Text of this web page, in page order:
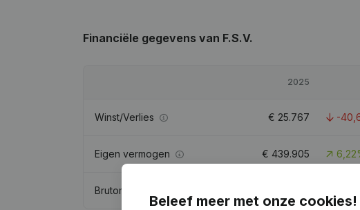
Financiële gegevens van F.S.V.
2025
Winst/Verlies € 25.767 -
Eigen vermogen € 439.905
Brutomarge
Beleef meer met onze cookies!